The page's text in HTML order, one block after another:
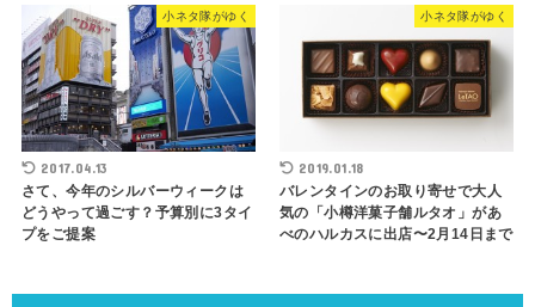
小ネタ隊がゆく
2017.04.13
さて、今年のシルバーウィークは
どうやって過ごす？予算別に3タイ
プをご提案
小ネタ隊がゆく
2019.01.18
バレンタインのお取り寄せで大人
気の「小樽洋菓子舗ルタオ」があ
べのハルカスに出店〜2月14日まで